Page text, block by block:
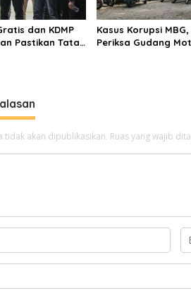
dan KDMP
Pastikan Tata
Kasus Korupsi
Periksa Gudang
tidak akan dipublikasikan. Ruas yang wajib